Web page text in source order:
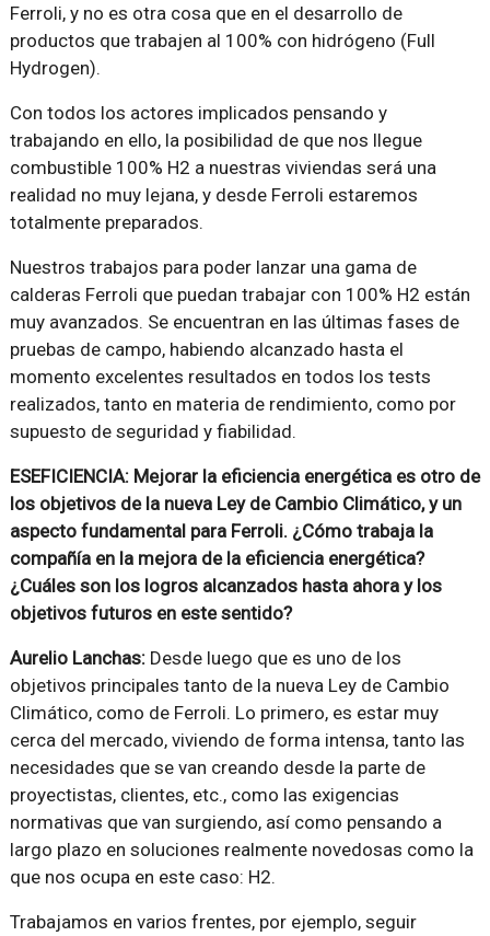
Ferroli, y no es otra cosa que en el desarrollo de
productos que trabajen al 100% con hidrógeno (Full
Hydrogen).
Con todos los actores implicados pensando y
trabajando en ello, la posibilidad de que nos llegue
combustible 100% H2 a nuestras viviendas será una
realidad no muy lejana, y desde Ferroli estaremos
totalmente preparados.
Nuestros trabajos para poder lanzar una gama de
calderas Ferroli que puedan trabajar con 100% H2 están
muy avanzados. Se encuentran en las últimas fases de
pruebas de campo, habiendo alcanzado hasta el
momento excelentes resultados en todos los tests
realizados, tanto en materia de rendimiento, como por
supuesto de seguridad y fiabilidad.
ESEFICIENCIA: Mejorar la eficiencia energética es otro de
los objetivos de la nueva Ley de Cambio Climático, y un
aspecto fundamental para Ferroli. ¿Cómo trabaja la
compañía en la mejora de la eficiencia energética?
¿Cuáles son los logros alcanzados hasta ahora y los
objetivos futuros en este sentido?
Aurelio Lanchas:Desde luego que es uno de los
objetivos principales tanto de la nueva Ley de Cambio
Climático, como de Ferroli. Lo primero, es estar muy
cerca del mercado, viviendo de forma intensa, tanto las
necesidades que se van creando desde la parte de
proyectistas, clientes, etc., como las exigencias
normativas que van surgiendo, así como pensando a
largo plazo en soluciones realmente novedosas como la
que nos ocupa en este caso: H2.
Trabajamos en varios frentes, por ejemplo, seguir